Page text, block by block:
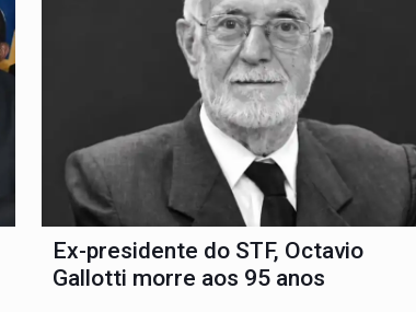
Ex-presidente do STF, Octavio
Gallotti morre aos 95 anos